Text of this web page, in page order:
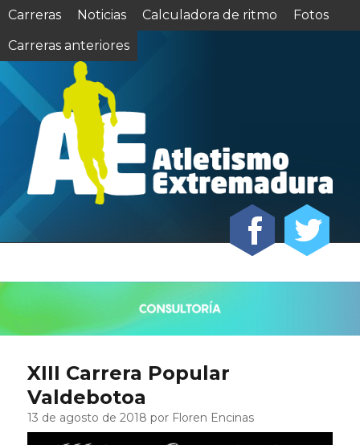
Carreras Noticias Calculadora de ritmo
Fotos
Carreras anteriores
XIII Carrera Popular
Valdebotoa
13 de agosto de 2018 por Floren Encinas